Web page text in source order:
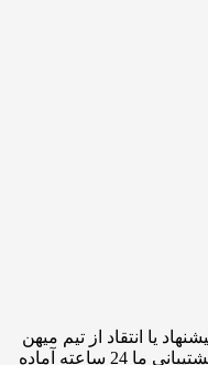
یا انتقاد از تیم میهن
وبمستر با ما تماس بگیرید.کارشناسان پشتیبانی ما 24 ساعته آماده